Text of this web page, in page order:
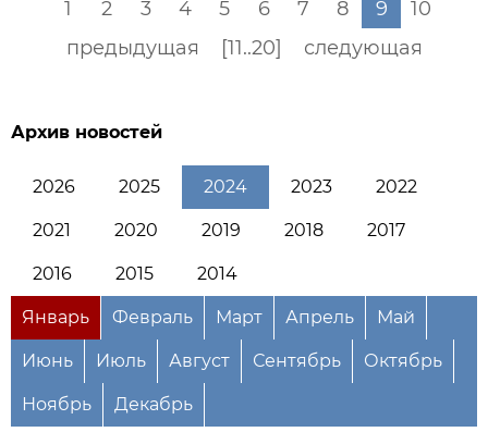
предыдущая
1 2 3 4 5 6 7 8 9
10
[11..20]
следующая
Архив новостей
2026 2025 2024 2023 2022
2021 2020 2019 2018 2017
2016 2015 2014
Январь Февраль Март Апрель Май
Июнь Июль Август Сентябрь Октябрь
Ноябрь Декабрь